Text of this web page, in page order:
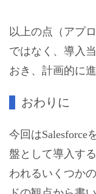
以上の点（アプ
ではなく、導入
おき、計画的に
おわりに
今回はSalesforce
盤として導入す
われるいくつか